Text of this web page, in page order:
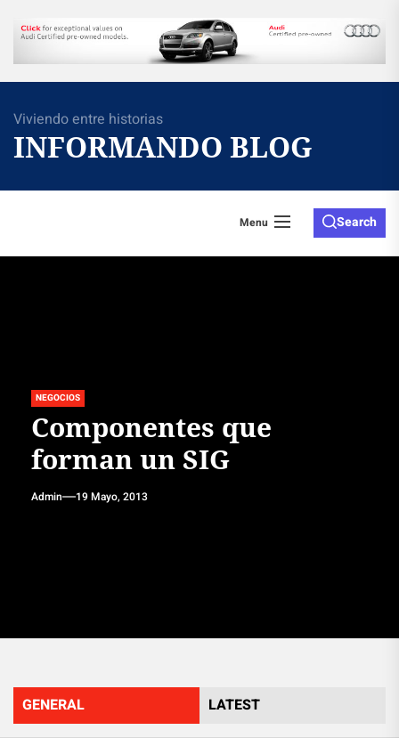
Skip
the
Viviendo entre historias
INFORMANDO BLOG
Menu Search
NEGOCIOS
Componentes que
forman un SIG
Admin 19 Mayo, 2013
GENERAL LATEST